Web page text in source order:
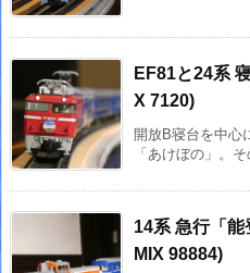
EF81と24系
X 7120)
開放B寝台を中心
「あけぼの」。
14系 急行「
MIX 98884)